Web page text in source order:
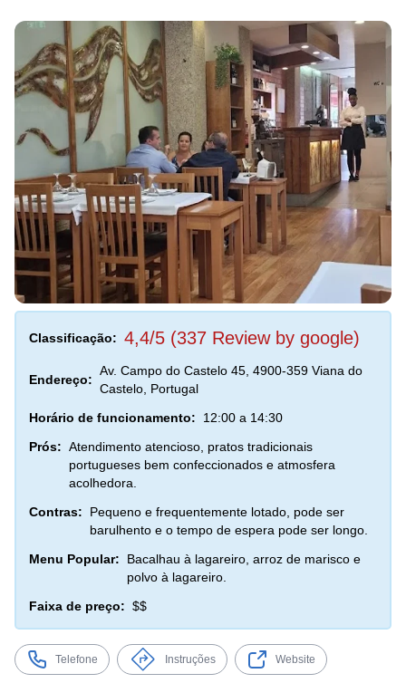
Classificação: 4,4/5 (337 Review by google)
Endereço:
Av. Campo do Castelo 45, 4900-359 Viana do
Castelo, Portugal
Horário de funcionamento:
12:00 a 14:30
Prós: Atendimento atencioso, pratos tradicionais
portugueses bem confeccionados e atmosfera
acolhedora.
Contras:
Pequeno e frequentemente lotado, pode ser
barulhento e o tempo de espera pode ser longo.
Menu Popular:
Bacalhau à lagareiro, arroz de marisco e
polvo à lagareiro.
Faixa de preço: $$
Telefone Instruções Website